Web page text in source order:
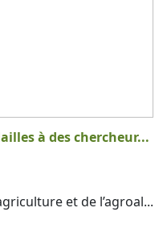
à des chercheur...
et de l’agroal...